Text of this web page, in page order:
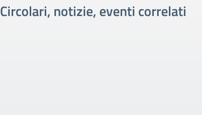
Circolari, notizie, eventi correlati